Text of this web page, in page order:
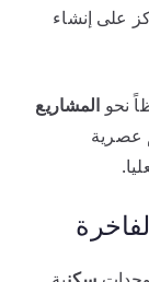
على إنشاء
نحو المشاريع
عصرية